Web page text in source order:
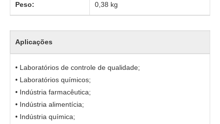
Peso: 0,38 kg
Aplicações
• Laboratórios de controle de qualidade;
• Laboratórios químicos;
• Indústria farmacêutica;
• Indústria alimentícia;
• Indústria química;